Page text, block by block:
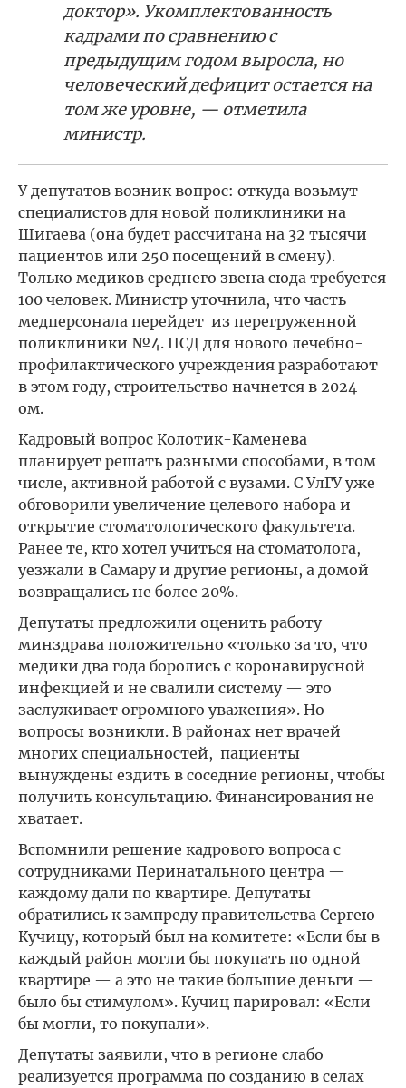
доктор». Укомплектованность
кадрами по сравнению с
предыдущим годом выросла, но
человеческий дефицит остается на
том же уровне, — отметила
министр.
У депутатов возник вопрос: откуда возьмут
специалистов для новой поликлиники на
Шигаева (она будет рассчитана на 32 тысячи
пациентов или 250 посещений в смену).
Только медиков среднего звена сюда требуется
100 человек. Министр уточнила, что часть
медперсонала перейдет из перегруженной
поликлиники №4. ПСД для нового лечебно-
профилактического учреждения разработают
в этом году, строительство начнется в 2024-
ом.
Кадровый вопрос Колотик-Каменева
планирует решать разными способами, в том
числе, активной работой с вузами. С УлГУ уже
обговорили увеличение целевого набора и
открытие стоматологического факультета.
Ранее те, кто хотел учиться на стоматолога,
уезжали в Самару и другие регионы, а домой
возвращались не более 20%.
Депутаты предложили оценить работу
минздрава положительно «только за то, что
медики два года боролись с коронавирусной
инфекцией и не свалили систему — это
заслуживает огромного уважения». Но
вопросы возникли. В районах нет врачей
многих специальностей, пациенты
вынуждены ездить в соседние регионы, чтобы
получить консультацию. Финансирования не
хватает.
Вспомнили решение кадрового вопроса с
сотрудниками Перинатального центра —
каждому дали по квартире. Депутаты
обратились к зампреду правительства Сергею
Кучицу, который был на комитете: «Если бы в
каждый район могли бы покупать по одной
квартире — а это не такие большие деньги —
было бы стимулом». Кучиц парировал: «Если
бы могли, то покупали».
Депутаты заявили, что в регионе слабо
реализуется программа по созданию в селах